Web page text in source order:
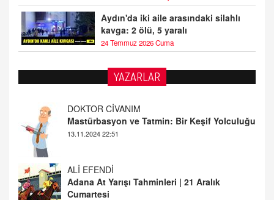
Aydın'da iki aile arasındaki silahlı
kavga: 2 ölü, 5 yaralı
24 Temmuz 2026 Cuma
YAZARLAR
Mastürbasyon ve Tatmin: Bir Keşif Yolculuğu
13.11.2024 22:51
Adana At Yarışı Tahminleri | 21 Aralık
Cumartesi
20.12.2024 12:46